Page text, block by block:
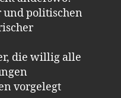
politischen
die willig alle
vorgelegt